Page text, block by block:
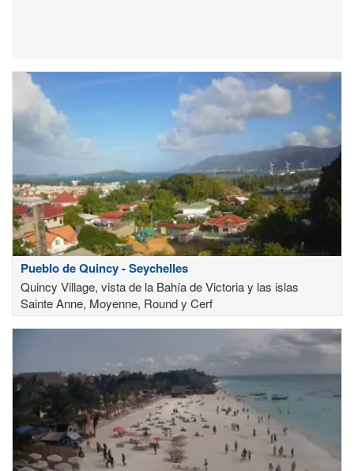
Pueblo de Quincy - Seychelles
Quincy Village, vista de la Bahía de Victoria y las islas
Sainte Anne, Moyenne, Round y Cerf